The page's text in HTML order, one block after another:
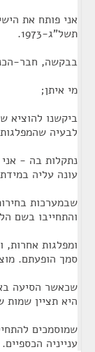
אני פותח את
תשל"ג-1973.
בבקשה, חבר-
מי איתן;
ביקשנו להוציא
לבעיה שהמפלגות
נתקלות בה -
עונה עליה
שבמערכות
והתחייבו בשם
ומפלגות
סמך הופעתם.
שכאשר הסיעה
היא תציין שמות
שמוסמכים
ענייניה הכספיים.